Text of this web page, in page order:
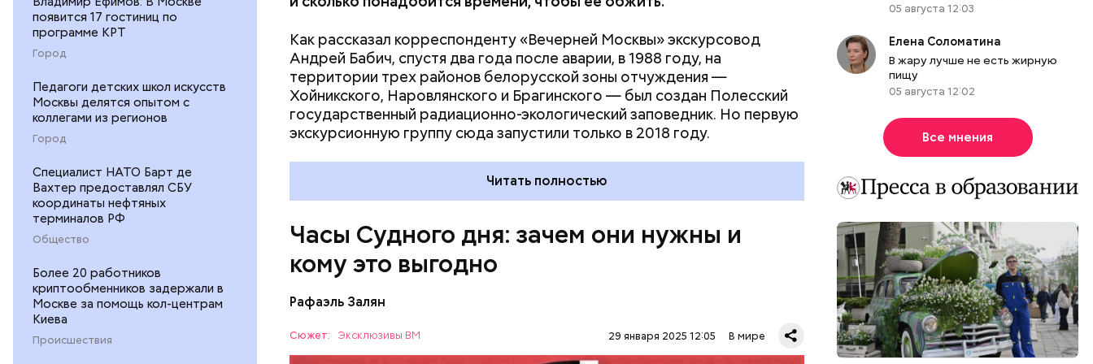
появится 17 гостиниц по
программе КРТ
Город
Педагоги детских школ искусств
Москвы делятся опытом с
коллегами из регионов
Город
Cпециалист НАТО Барт де
Вахтер предоставлял СБУ
координаты нефтяных
терминалов РФ
Общество
Более 20 работников
криптообменников задержали в
Москве за помощь кол-центрам
Киева
Происшествия
Как рассказал корреспонденту «Вечерней Москвы» экскурсовод
Андрей Бабич, спустя два года после аварии, в 1988 году, на
территории трех районов белорусской зоны отчуждения —
Хойникского, Наровлянского и Брагинского — был создан Полесский
государственный радиационно-экологический заповедник. Но первую
экскурсионную группу сюда запустили только в 2018 году.
Читать полностью
Часы Судного дня: зачем они нужны и
кому это выгодно
Рафаэль Залян
Сюжет: Эксклюзивы ВМ 29 января 2025 12:05 В мире
Их последствия не столь разрушительны, как ядерные взрывы, но лишь
в краткосрочной перспективе. Десятилетия антропогенных
преобразований атмосферы могут быть не менее катастрофичны, чем
ядерные удары. Тогда, в 2007 году, один из спонсоров «Бюллетеня
ученых-атомщиков» Стивен Хокинг призвал общественность не сидеть
на этой пороховой бочке сложа руки:
05 августа 12:03
Елена Соломатина
В жару лучше не есть жирную
пищу
05 августа 12:02
Все мнения